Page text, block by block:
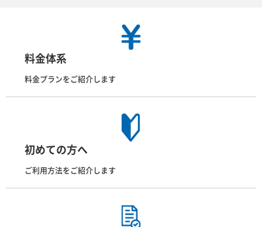
料金体系
料金プランをご紹介します
初めての方へ
ご利用方法をご紹介します